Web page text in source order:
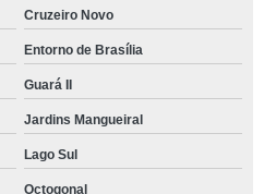
Cruzeiro Novo
Entorno de Brasília
Guará II
Jardins Mangueiral
Lago Sul
Octogonal